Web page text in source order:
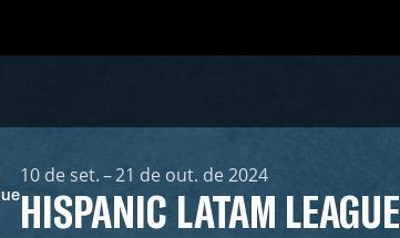
10 de set. – 21 de out. de 2024
HISPANIC LATAM LEAGUE